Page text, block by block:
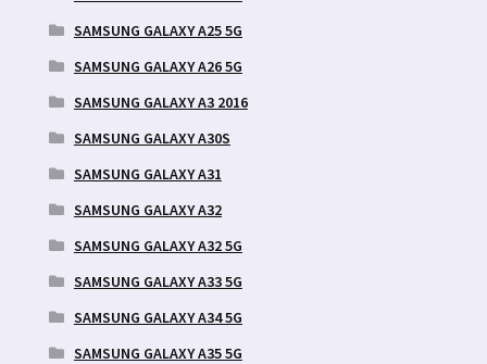
SAMSUNG GALAXY A25 5G
SAMSUNG GALAXY A26 5G
SAMSUNG GALAXY A3 2016
SAMSUNG GALAXY A30S
SAMSUNG GALAXY A31
SAMSUNG GALAXY A32
SAMSUNG GALAXY A32 5G
SAMSUNG GALAXY A33 5G
SAMSUNG GALAXY A34 5G
SAMSUNG GALAXY A35 5G